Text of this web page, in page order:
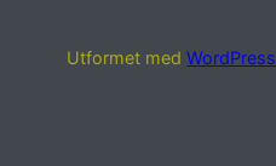
Utformet medWordPress